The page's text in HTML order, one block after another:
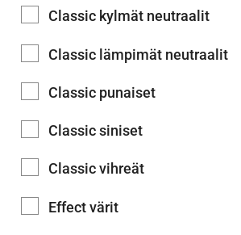
Classic kylmät neutraalit
Classic lämpimät neutraalit
Classic punaiset
Classic siniset
Classic vihreät
Effect värit